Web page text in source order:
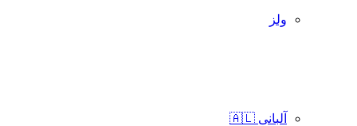
ولز
آلبانی 🇦🇱